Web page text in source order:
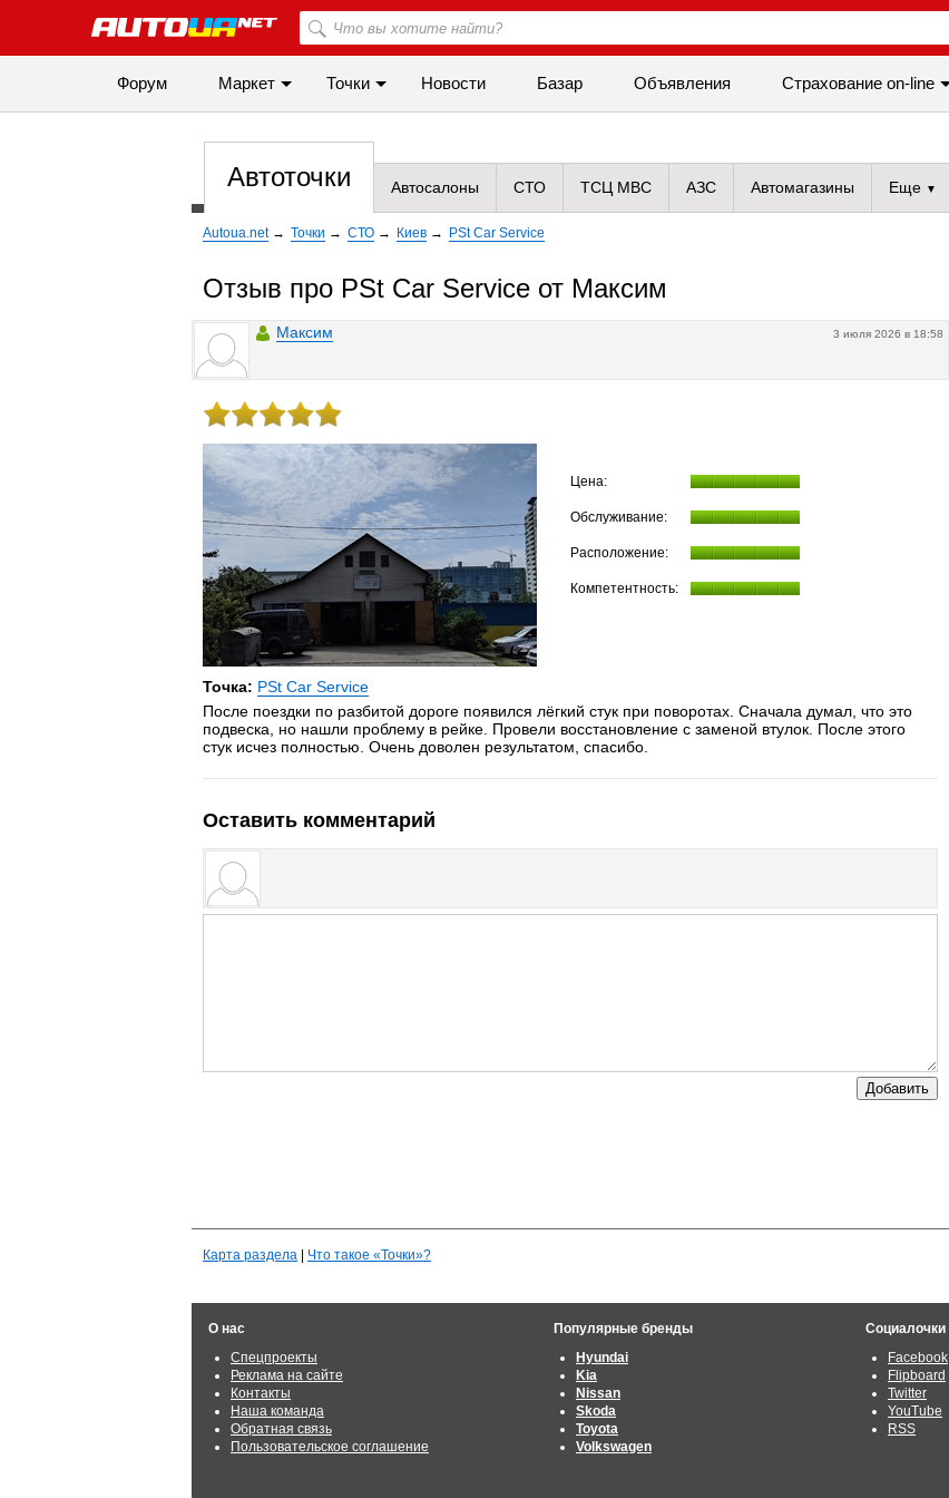
Форум Маркет Точки Новости Базар Объявления Cтрахование on-line
Автоточки Автосалоны СТО ТСЦ МВС АЗС Автомагазины Еще
Autoua.net → Точки → СТО → Киев → PSt Car Service
Отзыв про PSt Car Service от Maксим
3 июля 2026 в 18:58
Maксим
Цена:
Обслуживание:
Расположение:
Компетентность:
Точка: PSt Car Service
После поездки по разбитой дороге появился лёгкий стук при поворотах. Сначала думал, что это
подвеска, но нашли проблему в рейке. Провели восстановление с заменой втулок. После этого
стук исчез полностью. Очень доволен результатом, спасибо.
Оставить комментарий
Карта раздела Что такое «Точки»?
О нас
Спецпроекты
Реклама на сайте
Контакты
Наша команда
Обратная связь
Пользовательское соглашение
Популярные бренды
Hyundai
Kia
Nissan
Skoda
Toyota
Volkswagen
Социалочки
Facebook
Flipboard
Twitter
YouTube
RSS